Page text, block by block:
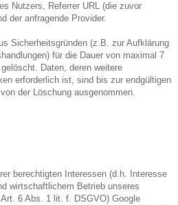
Nutzers, Referrer URL (die zuvor
der anfragende Provider.
Sicherheitsgründen (z.B. zur Aufklärung
für die Dauer von maximal 7
Daten, deren weitere
erforderlich ist, sind bis zur endgültigen
der Löschung ausgenommen.
berechtigten Interessen (d.h. Interesse
wirtschaftlichem Betrieb unseres
6 Abs. 1 lit. f. DSGVO) Google